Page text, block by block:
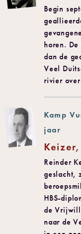
Begin
horen.
dan de
Veel
rivier
Kamp
jaar
Reinder
geslacht,
HBS-
de
naar de